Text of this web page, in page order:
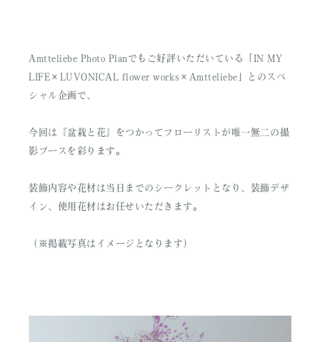
Amtteliebe Photo Planでもご好評いただいている「IN MY
LIFE×LUVONICAL flower works×Amtteliebe」とのスペ
シャル企画で、
今回は『盆栽と花』をつかってフローリストが唯一無二の撮
影ブースを彩ります。
装飾内容や花材は当日までのシークレットとなり、装飾デザ
イン、使用花材はお任せいただきます。
（※掲載写真はイメージとなります）